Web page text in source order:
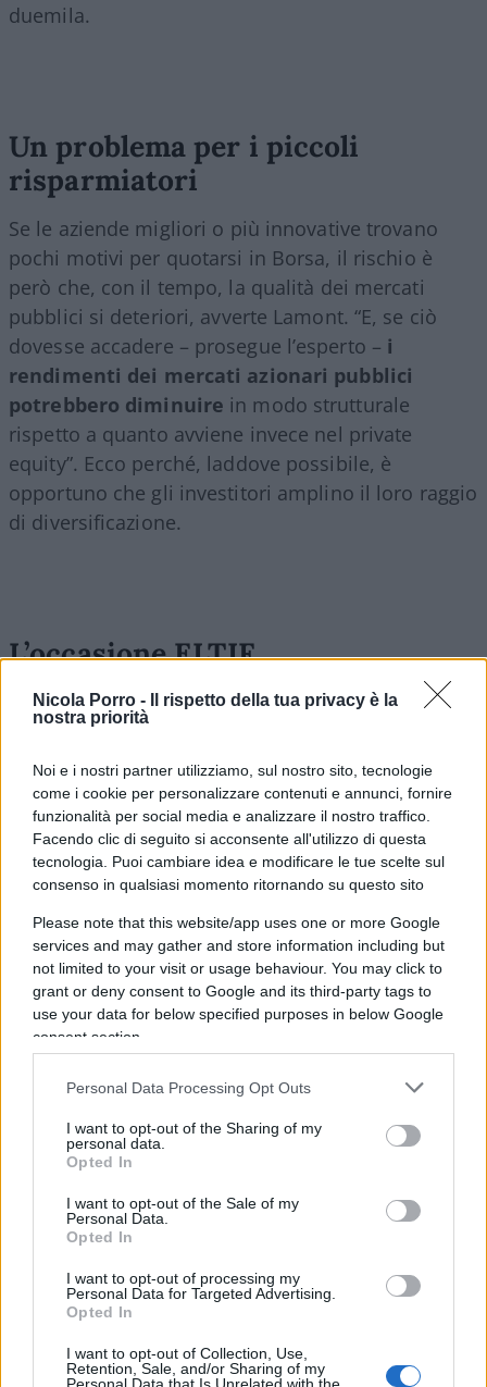
Nicola Porro -
Il rispetto della tua privacy è la
nostra priorità
Noi e i nostri partner utilizziamo, sul nostro sito, tecnologie
come i cookie per personalizzare contenuti e annunci, fornire
funzionalità per social media e analizzare il nostro traffico.
Facendo clic di seguito si acconsente all'utilizzo di questa
tecnologia. Puoi cambiare idea e modificare le tue scelte sul
consenso in qualsiasi momento ritornando su questo sito
Please note that this website/app uses one or more Google
services and may gather and store information including but
not limited to your visit or usage behaviour. You may click to
grant or deny consent to Google and its third-party tags to
use your data for below specified purposes in below Google
consent section.
Personal Data Processing Opt Outs
I want to opt-out of the Sharing of my
personal data.
Opted In
I want to opt-out of the Sale of my
Personal Data.
Opted In
I want to opt-out of processing my
Personal Data for Targeted Advertising.
Opted In
I want to opt-out of Collection, Use,
Retention, Sale, and/or Sharing of my
duemila.
Un problema per i piccoli
risparmiatori
Se le aziende migliori o più innovative trovano
pochi motivi per quotarsi in Borsa, il rischio è
però che, con il tempo, la qualità dei mercati
pubblici si deteriori, avverte Lamont. “E, se ciò
dovesse accadere – prosegue l’esperto – i
rendimenti dei mercati azionari pubblici
potrebbero diminuire in modo strutturale
rispetto a quanto avviene invece nel private
equity”. Ecco perché, laddove possibile, è
opportuno che gli investitori amplino il loro raggio
di diversificazione.
L’occasione ELTIF
Le autorità di regolamentazione e gli asset
manager hanno risposto a questa sfida creando
nuovi veicoli di investimento. Un esempio è
costituito dagliELTIF (European Long-term
Investment Fund) , introdotti dall’Unione Europea
proprio per facilitare il finanziamento del tessuto
imprenditoriale. In Europa, la maggior parte delle
in molti casi controllate da famiglie e fondatori. In
questo spazio si muove ilprimo Fondo di
Investimento Europeo a Lungo Termine di
Schroders, denominato Schroders Capital
Private Equity ELTIF 2023. Il fondo si concentra
su PMI di alta qualità di diversi settori –
tecnologia fino alla sanità – in cerca di un partner
per finanziare i propri progetti di crescita.
L’orizzonte temporale è compreso tra i 3 e i sette
anni. È infatti bene ricordare che si tratta di fondi
lungo termine, e con limiti di concentrazione
rispetto al portafoglio complessivo
dell’investitore. Conoscerne le caratteristiche e
avere un profilo di rischio adeguato è la premessa